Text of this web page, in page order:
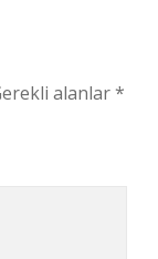
alanlar*